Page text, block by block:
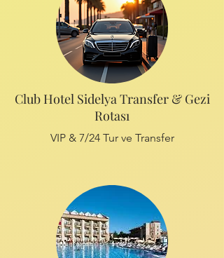
Club Hotel Sidelya Transfer & Gezi
Rotası
VIP & 7/24 Tur ve Transfer